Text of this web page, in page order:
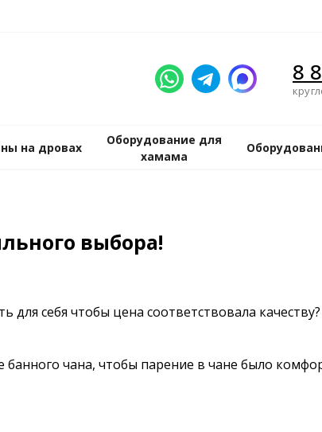
8
на дровах
Оборудование для
хамама
выбора!
себя чтобы цена соответствовала
чана, чтобы парение в чане было